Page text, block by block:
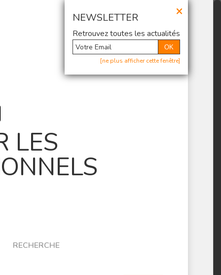
×
NEWSLETTER
Retrouvez toutes les actualités
OK
[ne plus afficher cette fenêtre]
@ Newsletter
LES
RECHERCHE